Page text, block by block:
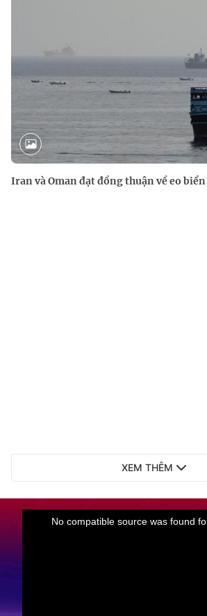
Iran và Oman đạt đồng thuận về eo
XEM THÊM